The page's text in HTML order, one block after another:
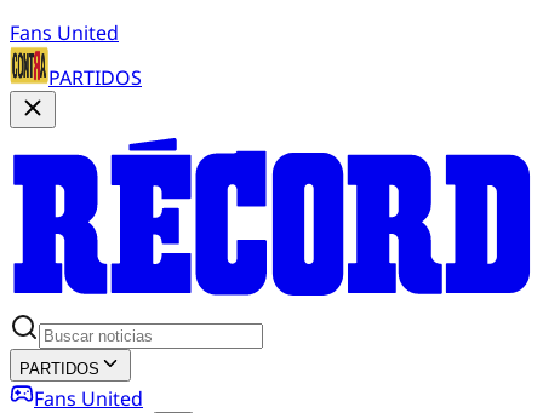
Fans United
PARTIDOS
PARTIDOS
Fans United